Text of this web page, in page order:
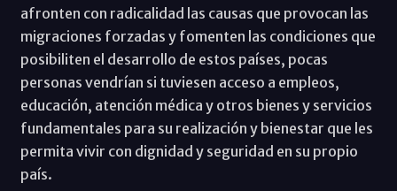
afronten con radicalidad las causas que provocan las
migraciones forzadas y fomenten las condiciones que
posibiliten el desarrollo de estos países, pocas
personas vendrían si tuviesen acceso a empleos,
educación, atención médica y otros bienes y servicios
fundamentales para su realización y bienestar que les
permita vivir con dignidad y seguridad en su propio
país.